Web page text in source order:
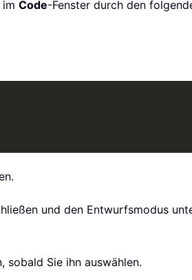
Code-Fenster durch den
und den Entwurfsmodus
Sie ihn auswählen.